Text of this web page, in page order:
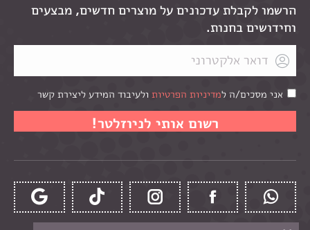
הרשמו לקבלת עדכונים על מוצרים חדשים, מבצעים
וחידושים בחנות.
אני מסכים/ה למדיניות הפרטיות ולעיבוד המידע ליצירת קשר